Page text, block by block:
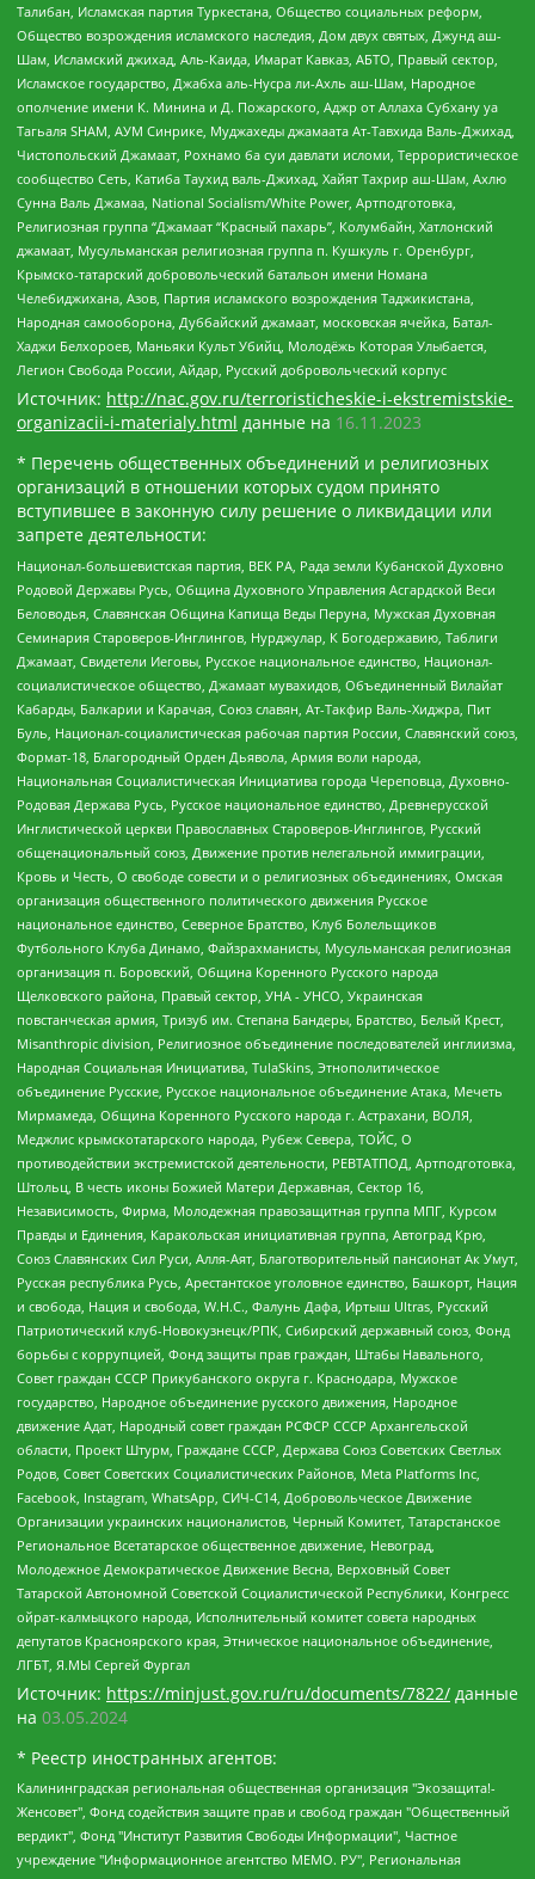
Талибан, Исламская партия Туркестана, Общество социальных реформ,
Общество возрождения исламского наследия, Дом двух святых, Джунд аш-
Шам, Исламский джихад, Аль-Каида, Имарат Кавказ, АБТО, Правый сектор,
Исламское государство, Джабха аль-Нусра ли-Ахль аш-Шам, Народное
ополчение имени К. Минина и Д. Пожарского, Аджр от Аллаха Субхану уа
Тагьаля SHAM, АУМ Синрике, Муджахеды джамаата Ат-Тавхида Валь-Джихад,
Чистопольский Джамаат, Рохнамо ба суи давлати исломи, Террористическое
сообщество Сеть, Катиба Таухид валь-Джихад, Хайят Тахрир аш-Шам, Ахлю
Сунна Валь Джамаа, National Socialism/White Power, Артподготовка,
Религиозная группа “Джамаат “Красный пахарь”, Колумбайн, Хатлонский
джамаат, Мусульманская религиозная группа п. Кушкуль г. Оренбург,
Крымско-татарский добровольческий батальон имени Номана
Челебиджихана, Азов, Партия исламского возрождения Таджикистана,
Народная самооборона, Дуббайский джамаат, московская ячейка, Батал-
Хаджи Белхороев, Маньяки Культ Убийц, Молодёжь Которая Улыбается,
Легион Свобода России, Айдар, Русский добровольческий корпус
Источник: http://nac.gov.ru/terroristicheskie-i-ekstremistskie-
organizacii-i-materialy.html данные на 16.11.2023
* Перечень общественных объединений и религиозных
организаций в отношении которых судом принято
вступившее в законную силу решение о ликвидации или
запрете деятельности:
Национал-большевистская партия, ВЕК РА, Рада земли Кубанской Духовно
Родовой Державы Русь, Община Духовного Управления Асгардской Веси
Беловодья, Славянская Община Капища Веды Перуна, Мужская Духовная
Семинария Староверов-Инглингов, Нурджулар, К Богодержавию, Таблиги
Джамаат, Свидетели Иеговы, Русское национальное единство, Национал-
социалистическое общество, Джамаат мувахидов, Объединенный Вилайат
Кабарды, Балкарии и Карачая, Союз славян, Ат-Такфир Валь-Хиджра, Пит
Буль, Национал-социалистическая рабочая партия России, Славянский союз,
Формат-18, Благородный Орден Дьявола, Армия воли народа,
Национальная Социалистическая Инициатива города Череповца, Духовно-
Родовая Держава Русь, Русское национальное единство, Древнерусской
Инглистической церкви Православных Староверов-Инглингов, Русский
общенациональный союз, Движение против нелегальной иммиграции,
Кровь и Честь, О свободе совести и о религиозных объединениях, Омская
организация общественного политического движения Русское
национальное единство, Северное Братство, Клуб Болельщиков
Футбольного Клуба Динамо, Файзрахманисты, Мусульманская религиозная
организация п. Боровский, Община Коренного Русского народа
Щелковского района, Правый сектор, УНА - УНСО, Украинская
повстанческая армия, Тризуб им. Степана Бандеры, Братство, Белый Крест,
Misanthropic division, Религиозное объединение последователей инглиизма,
Народная Социальная Инициатива, TulaSkins, Этнополитическое
объединение Русские, Русское национальное объединение Атака, Мечеть
Мирмамеда, Община Коренного Русского народа г. Астрахани, ВОЛЯ,
Меджлис крымскотатарского народа, Рубеж Севера, ТОЙС, О
противодействии экстремистской деятельности, РЕВТАТПОД, Артподготовка,
Штольц, В честь иконы Божией Матери Державная, Сектор 16,
Независимость, Фирма, Молодежная правозащитная группа МПГ, Курсом
Правды и Единения, Каракольская инициативная группа, Автоград Крю,
Союз Славянских Сил Руси, Алля-Аят, Благотворительный пансионат Ак Умут,
Русская республика Русь, Арестантское уголовное единство, Башкорт, Нация
и свобода, Нация и свобода, W.H.С., Фалунь Дафа, Иртыш Ultras, Русский
Патриотический клуб-Новокузнецк/РПК, Сибирский державный союз, Фонд
борьбы с коррупцией, Фонд защиты прав граждан, Штабы Навального,
Совет граждан СССР Прикубанского округа г. Краснодара, Мужское
государство, Народное объединение русского движения, Народное
движение Адат, Народный совет граждан РСФСР СССР Архангельской
области, Проект Штурм, Граждане СССР, Держава Союз Советских Светлых
Родов, Совет Советских Социалистических Районов, Meta Platforms Inc,
Facebook, Instagram, WhatsApp, СИЧ-С14, Добровольческое Движение
Организации украинских националистов, Черный Комитет, Татарстанское
Региональное Всетатарское общественное движение, Невоград,
Молодежное Демократическое Движение Весна, Верховный Совет
Татарской Автономной Советской Социалистической Республики, Конгресс
ойрат-калмыцкого народа, Исполнительный комитет совета народных
депутатов Красноярского края, Этническое национальное объединение,
ЛГБТ, Я.МЫ Сергей Фургал
Источник: https://minjust.gov.ru/ru/documents/7822/ данные
на 03.05.2024
* Реестр иностранных агентов:
Калининградская региональная общественная организация "Экозащита!-Женсовет", Фонд содействия защите прав и свобод граждан "Общественный вердикт", Фонд "Институт Развития Свободы Информации", Частное учреждение "Информационное агентство МЕМО. РУ", Региональная общественная организация "Общественная комиссия по сохранению наследия академика Сахарова", Фонд поддержки свободы прессы, Санкт-Петербургская общественная правозащитная организация "Гражданский контроль", Межрегиональная общественная организация "Информационно-просветительский центр "Мемориал", Региональный Фонд "Центр Защиты Прав Средств Массовой Информации", с 05.12.2023 Фонд "Центр Защиты Прав Средств массовой информации", Региональная общественная благотворительная организация помощи беженцам и мигрантам "Гражданское содействие", Негосударственное образовательное учреждение дополнительного профессионального образования (повышение квалификации) специалистов "АКАДЕМИЯ ПО ПРАВАМ ЧЕЛОВЕКА", Свердловская региональная общественная организация "Сутяжник", Автономная некоммерческая организация "Центр независимых социологических исследований", Союз общественных объединений "Российский исследовательский центр по правам человека", Региональное общественное учреждение научно-информационный центр "МЕМОРИАЛ", Некоммерческая организация "Фонд защиты гласности", Автономная некоммерческая организация "Институт прав человека", Городская общественная организация "Екатеринбургское общество "МЕМОРИАЛ", Городская общественная организация "Рязанское историко-просветительское и правозащитное общество "Мемориал" (Рязанский Мемориал), Челябинский региональный орган общественной самодеятельности – женское общественное объединение "Женщины Евразии", Челябинский региональный орган общественной самодеятельности "Уральская правозащитная группа", Фонд содействия защите здоровья и социальной справедливости имени Андрея Рылькова, Автономная Некоммерческая Организация "Аналитический Центр Юрия Левады", Автономная некоммерческая организация социальной поддержки населения "Проект Апрель", Региональная общественная организация помощи женщинам и детям, находящимся в кризисной ситуации "Информационно-методический центр "Анна", Фонд содействия развитию массовых коммуникаций и правовому просвещению "Так-так-Так", Фонд содействия устойчивому развитию "Серебряная тайга", Свердловский региональный общественный фонд социальных проектов "Новое время", "Idel.Реалии", Кавказ.Реалии, Крым.Реалии, Телеканал Настоящее Время, Татаро-башкирская служба Радио Свобода (Azatliq Radiosi), Радио Свободная Европа/Радио Свобода (PCE/PC), "Сибирь.Реалии", "Фактограф", Благотворительный фонд помощи осужденным и их семьям, Автономная некоммерческая организация "Институт глобализации и социальных движений", Фонд "В защиту прав заключенных", Частное учреждение "Центр поддержки и содействия развитию средств массовой информации", Пензенский региональный общественный благотворительный фонд "Гражданский союз", "Север.Реалии", Некоммерческая организация Фонд "Правовая инициатива", Общество с ограниченной ответственностью "Радио Свободная Европа/Радио Свобода", Чешское информационное агентство "MEDIUM-ORIENT", Красноярская региональная общественная организация "Мы против СПИДа", Камалягин Денис Николаевич, Маркелов Сергей Евгеньевич, Пономарев Лев Александрович, Савицкая Людмила Алексеевна, Автономная некоммерческая организация "Центр по работе с проблемой насилия "НАСИЛИЮ.НЕТ", Межрегиональный профессиональный союз работников здравоохранения "Альянс врачей", Юридическое лицо, зарегистрированное в Латвийской Республике, SIA "Medusa Project" (регистрационный номер 40103797863, дата регистрации 10.06.2014), Некоммерческая организация "Фонд по борьбе с коррупцией", Автономная некоммерческая организация "Институт права и публичной политики", Баданин Роман Сергеевич, Гликин Максим Александрович, Железнова Мария Михайловна, Лукьянова Юлия Сергеевна, Маетная Елизавета Витальевна, Маняхин Петр Борисович, Чуракова Ольга Владимировна, Ярош Юлия Петровна, Юридическое лицо "The Insider SIA", зарегистрированное в Риге, Латвийская Республика (дата регистрации 26.06.2015), являющееся администратором доменного имени интернет-издания "The Insider SIA", https://theins.ru, Постернак Алексей Евгеньевич, Рубин Михаил Аркадьевич, Анин Роман Александрович, Юридическое лицо Istories fonds, зарегистрированное в Латвийской Республике (регистрационный номер 50008295751, дата регистрации 24.02.2020), Великовский Дмитрий Александрович, Долинина Ирина Николаевна, Мароховская Алеся Алексеевна, Шлейнов Роман Юрьевич, Шмагун Олеся Валентиновна, Общество с ограниченной ответственностью "Альтаир 2021", Общество с ограниченной ответственностью "Вега 2021", Общество с ограниченной ответственностью "Главный редактор 2021", Общество с ограниченной ответственностью "Ромашки монолит", Важенков Артем Валерьевич, Ивановская областная общественная организация "Центр гендерных исследований", Гурман Юрий Альбертович, Медиапроект "ОВД-Инфо", Егоров Владимир Владимирович, Жилинский Владимир Александрович, Общество с ограниченной ответственностью "ЗП", Иванова София Юрьевна, Карезина Инна Павловна, Кильтау Екатерина Викторовна, Петров Алексей Викторович, Пискунов Сергей Евгеньевич, Смирнов Сергей Сергеевич, Тихонов Михаил Сергеевич, Общество с ограниченной ответственностью "ЖУРНАЛИСТ-ИНОСТРАННЫЙ АГЕНТ", Арапова Галина Юрьевна, Вольтская Татьяна Анатольевна, Американская компания "Mason G.E.S. Anonymous Foundation" (США), являющаяся владельцем интернет-издания https://mnews.world/, Компания "Stichting Bellingcat", зарегистрированная в Нидерландах (дата регистрации 11.07.2018), Захаров Андрей Вячеславович, Клепиковская Екатерина Дмитриевна, Общество с ограниченной ответственностью "МЕМО", Перл Роман Александрович, Симонов Евгений Алексеевич, Соловьева Елена Анатольевна, Сотников Даниил Владимирович, Сурначева Елизавета Дмитриевна, Автономная некоммерческая организация по защите прав человека и информированию населения "Якутия – Наше Мнение", Общество с ограниченной ответственностью "Москоу диджитал медиа", с 26.01.2023 Общество с ограниченной ответственностью "Чайка Белые сады", Ветошкина Валерия Валерьевна, Заговора Максим Александрович, Межрегиональное общественное движение "Российская ЛГБТ - сеть", Оленичев Максим Владимирович, Павлов Иван Юрьевич, Скворцова Елена Сергеевна, Общество с ограниченной ответственностью "Как бы инагент", Кочетков Игорь Викторович, Общество с ограниченной ответственностью "Честные выборы", Еланчик Олег Александрович, Общество с ограниченной ответственностью "Нобелевский призыв", Гималова Регина Эмилевна, Григорьев Андрей Валерьевич, Григорьева Алина Александровна, Ассоциация по содействию защите прав призывников, альтернативнослужащих и военнослужащих "Правозащитная группа "Гражданин.Армия.Право", Хисамова Регина Фаритовна, Автономная некоммерческая организация по реализации социально-правовых программ "Лилит", Дальневосточное общественное движение "Маяк", Санкт-Петербургская ЛГБТ-инициативная группа "Выход", Инициативная группа ЛГБТ+ "Реверс", Алексеев Андрей Викторович, Бекбулатова Таисия Львовна, Беляев Иван Михайлович, Владыкина Елена Сергеевна, Гельман Марат Александрович, Никульшина Вероника Юрьевна, Толоконникова Надежда Андреевна, Шендерович Виктор Анатольевич, Общество с ограниченной ответственностью "Данное сообщение", Общество с ограниченной ответственностью Издательский дом "Новая глава", Айнбиндер Александра Александровна, Московский комьюнити-центр для ЛГБТ+инициатив, Благотворительный фонд развития филантропии, Deutsche Welle (Германия, Kurt-Schumacher-Strasse 3, 53113 Bonn), Борзунова Мария Михайловна, Воробьев Виктор Викторович, Голубева Анна Львовна, Константинова Алла Михайловна, Малкова Ирина Владимировна, Мурадов Мурад Абдулгалимович, Осетинская Елизавета Николаевна, Понасенков Евгений Николаевич, Ганапольский Матвей Юрьевич, Киселев Евгений Алексеевич, Борухович Ирина Григорьевна, Дремин Иван Тимофеевич, Дубровский Дмитрий Викторович, Красноярская региональная общественная организация поддержки и развития альтернативных образовательных технологий и межкультурных коммуникаций "ИНТЕРРА", Маяковская Екатерина Алексеевна, Фейгин Марк Захарович, Филимонов Андрей Викторович, Дзугкоева Регина Николаевна, Доброхотов Роман Александрович, Дудь Юрий Александрович, Елкин Сергей Владимирович, Кругликов Кирилл Игоревич, Сабунаева Мария Леонидовна, Семенов Алексей Владимирович, Шаинян Карен Багратович, Шульман Екатерина Михайловна, Асафьев Артур Валерьевич, Вахштайн Виктор Семенович, Венедиктов Алексей Алексеевич, Лушникова Екатерина Евгеньевна, Волков Леонид Михайлович, Невзоров Александр Глебович, Пархоменко Сергей Борисович, Сироткин Ярослав Николаевич, Кара-Мурза Владимир Владимирович, Баранова Наталья Владимировна, Гозман Леонид Яковлевич, Кагарлицкий Борис Юльевич, Климарев Михаил Валерьевич, Милов Владимир Станиславович, Автономная некоммерческая организация Краснодарский центр современного искусства "Типография", Моргенштерн Алишер Тагирович, Соболь Любовь Эдуардовна, Общество с ограниченной ответственностью "ЛИЗА НОРМ", Каспаров Гарри Кимович, Ходорковский Михаил Борисович, Общество с ограниченной ответственностью "Апрельские тезисы", Данилович Ирина Брониславовна, Кашин Олег Владимирович, Петров Николай Владимирович, Пивоваров Алексей Владимирович, Соколов Михаил Владимирович, Цветкова Юлия Владимировна, Чичваркин Евгений Александрович, Комитет против пыток/Команда против пыток, Общество с ограниченной ответственностью "Первый научный", Общество с ограниченной ответственностью "Вертолет и ко", Белоцерковская Вероника Борисовна, Кац Максим Евгеньевич, Лазарева Татьяна Юрьевна, Шаведдинов Руслан Табризович, Яшин Илья Валерьевич, Общество с ограниченной ответственностью "Иноагент ААВ", Алешковский Дмитрий Петрович, Альбац Евгения Марковна, Быков Дмитрий Львович, Галямина Юлия Евгеньевна, Лойко Сергей Леонидович, Мартынов Кирилл Константинович, Медведев Сергей Александрович, Крашенинников Федор Геннадиевич, Гордеева Катерина Вл